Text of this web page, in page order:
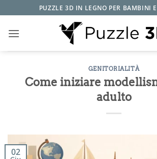
ai
contenuti
PUZZLE 3D IN LEGNO PER BAMBINI
GENITORIALITÀ
Come iniziare
adulto
02